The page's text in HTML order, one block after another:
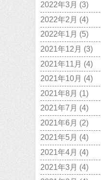
2022年3月 (3)
2022年2月 (4)
2022年1月 (5)
2021年12月 (3)
2021年11月 (4)
2021年10月 (4)
2021年8月 (1)
2021年7月 (4)
2021年6月 (2)
2021年5月 (4)
2021年4月 (4)
2021年3月 (4)